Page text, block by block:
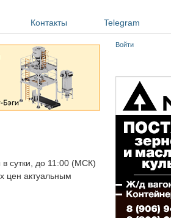
Контакты Telegram
сутки, до 11:00 (МСК)
цен актуальным
Войти